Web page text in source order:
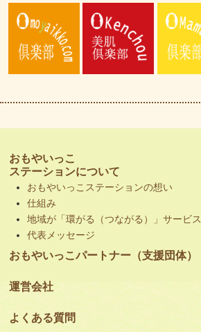
おもやいっこ
ステーションについて
おもやいっこステーションの想い
仕組み
地域が「環がる（つながる）」サービス
代表メッセージ
おもやいっこパートナー（支援団体）
運営会社
よくある質問